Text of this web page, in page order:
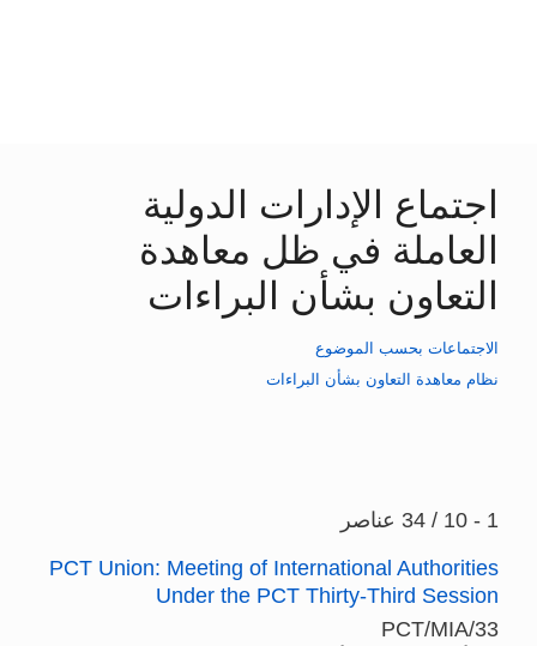
‏اجتماع الإدارات الدولية
العاملة في ظل معاهدة
التعاون بشأن البراءات
الاجتماعات بحسب الموضوع
نظام معاهدة التعاون بشأن البراءات
1 - 10 / 34 عناصر
PCT Union: Meeting of International Authorities
Under the PCT Thirty-Third Session
PCT/MIA/33